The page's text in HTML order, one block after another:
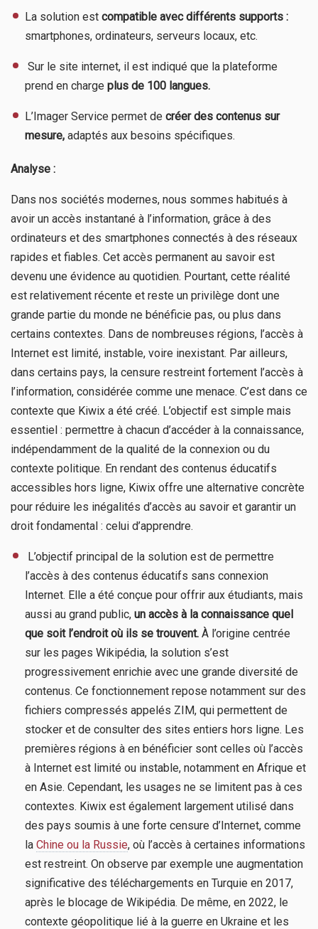
La solution est compatible avec différents supports :
smartphones, ordinateurs, serveurs locaux, etc.
​ Sur le site internet, il est indiqué que la plateforme
prend en charge plus de 100 langues.
L’Imager Service permet de créer des contenus sur
mesure, adaptés aux besoins spécifiques.
Analyse :
Dans nos sociétés modernes, nous sommes habitués à
avoir un accès instantané à l’information, grâce à des
ordinateurs et des smartphones connectés à des réseaux
rapides et fiables. Cet accès permanent au savoir est
devenu une évidence au quotidien. Pourtant, cette réalité
est relativement récente et reste un privilège dont une
grande partie du monde ne bénéficie pas, ou plus dans
certains contextes. Dans de nombreuses régions, l’accès à
Internet est limité, instable, voire inexistant. Par ailleurs,
dans certains pays, la censure restreint fortement l’accès à
l’information, considérée comme une menace. C’est dans ce
contexte que Kiwix a été créé. L’objectif est simple mais
essentiel : permettre à chacun d’accéder à la connaissance,
indépendamment de la qualité de la connexion ou du
contexte politique. En rendant des contenus éducatifs
accessibles hors ligne, Kiwix offre une alternative concrète
pour réduire les inégalités d’accès au savoir et garantir un
droit fondamental : celui d’apprendre.
​ L’objectif principal de la solution est de permettre
l’accès à des contenus éducatifs sans connexion
Internet. Elle a été conçue pour offrir aux étudiants, mais
aussi au grand public, un accès à la connaissance quel
que soit l’endroit où ils se trouvent. À l’origine centrée
sur les pages Wikipédia, la solution s’est
progressivement enrichie avec une grande diversité de
contenus. Ce fonctionnement repose notamment sur des
fichiers compressés appelés ZIM, qui permettent de
stocker et de consulter des sites entiers hors ligne. Les
premières régions à en bénéficier sont celles où l’accès
à Internet est limité ou instable, notamment en Afrique et
en Asie. Cependant, les usages ne se limitent pas à ces
contextes. Kiwix est également largement utilisé dans
des pays soumis à une forte censure d’Internet, comme
la Chine ou la Russie, où l’accès à certaines informations
est restreint. On observe par exemple une augmentation
significative des téléchargements en Turquie en 2017,
après le blocage de Wikipédia. De même, en 2022, le
contexte géopolitique lié à la guerre en Ukraine et les